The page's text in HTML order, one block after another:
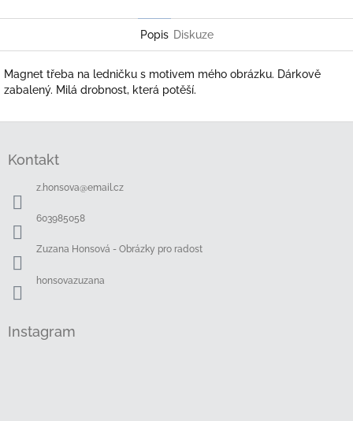
Popis Diskuze
Magnet třeba na ledničku s motivem mého obrázku. Dárkově
zabalený. Milá drobnost, která potěší.
Kontakt
z.honsova@email.cz
603985058
Zuzana Honsová - Obrázky pro radost
honsovazuzana
Instagram